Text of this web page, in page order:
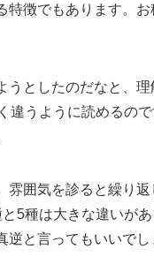
特徴でもあります。
うとしたのだなと、
うように読めるの
囲気を診ると繰り返
5種は大きな違いが
と言ってもいいでし